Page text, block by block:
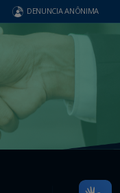
DENUNCIA ANÔNIMA